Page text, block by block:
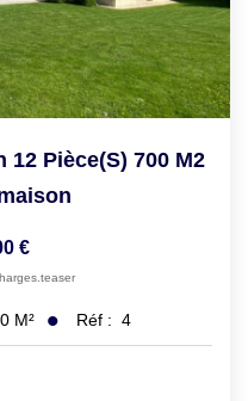
12 Pièce(s) 700 M2
€
M² Réf : 4